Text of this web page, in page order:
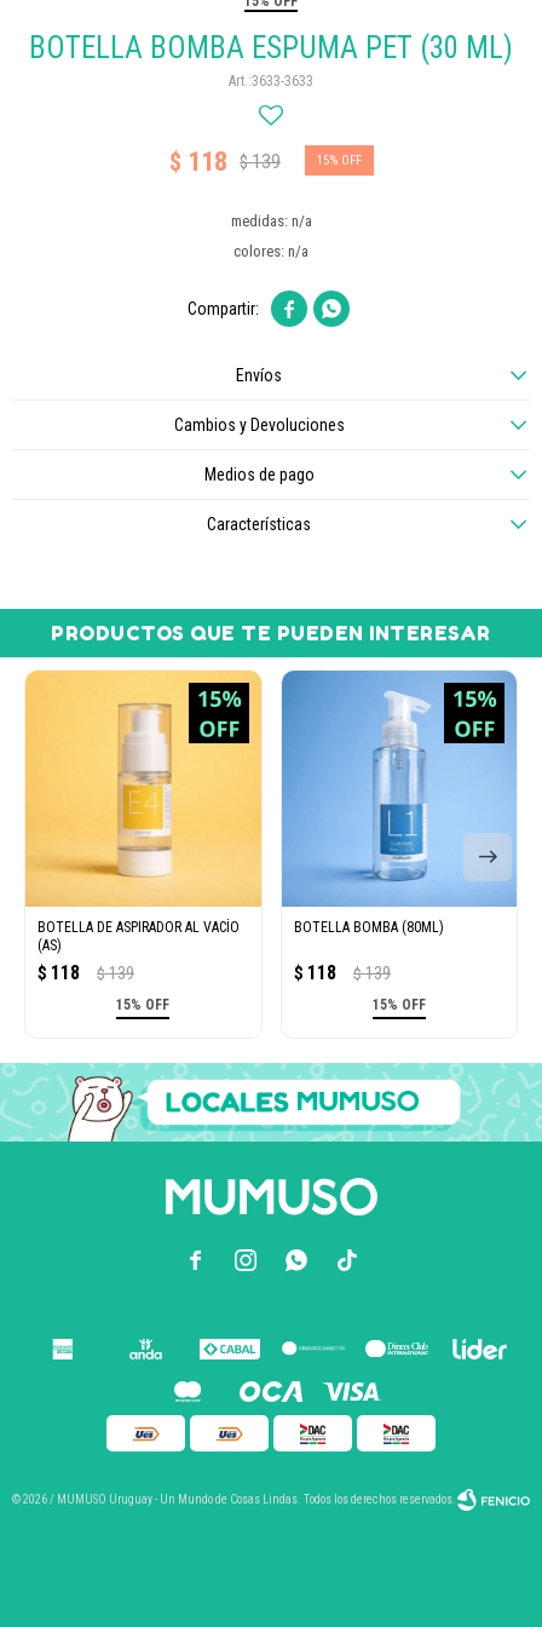
BOTELLA BOMBA ESPUMA PET (30 ML)
3633-3633
$ 118 $139 15
medidas: n/a
colores: n/a
 
Envíos
Cambios y Devoluciones
Medios de pago
Características
PRODUCTOS QUE TE PUEDEN INTERESAR
BOTELLA DE ASPIRADOR AL VACÍO
(AS)
$ 118 $ 139
15% OFF
BOTELLA BOMBA (80ML)
$ 118 $ 139
15% OFF
  
© 2026 / MUMUSO Uruguay - Un Mundo de Cosas Lindas. Todos los derechos reservados.